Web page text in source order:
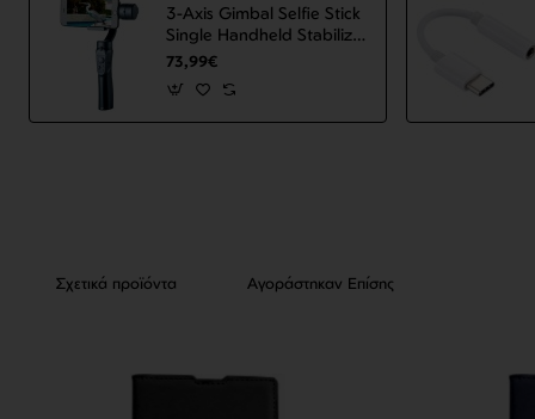
3-Axis Gimbal Selfie Stick
Single Handheld Stabilizer
for Phone Gimbal
ΟΕΜ
73,99€
Σχετικά προϊόντα Αγοράστηκαν Επίσης